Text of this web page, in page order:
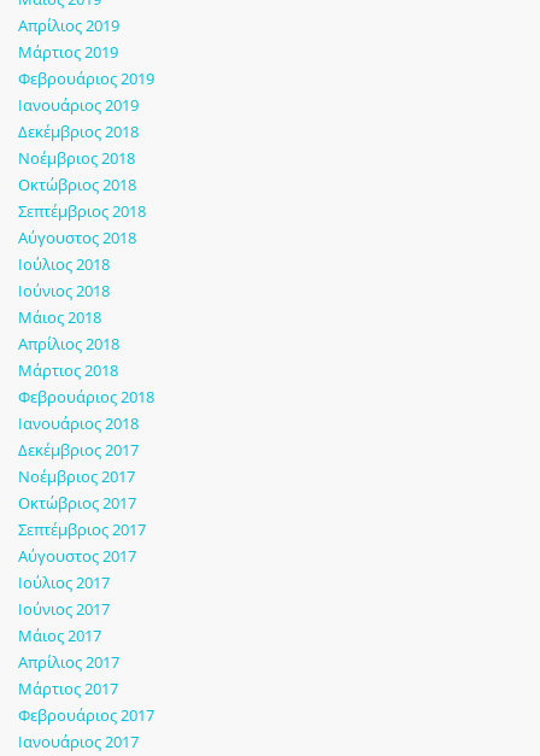
Απρίλιος 2019
Μάρτιος 2019
Φεβρουάριος 2019
Ιανουάριος 2019
Δεκέμβριος 2018
Νοέμβριος 2018
Οκτώβριος 2018
Σεπτέμβριος 2018
Αύγουστος 2018
Ιούλιος 2018
Ιούνιος 2018
Μάιος 2018
Απρίλιος 2018
Μάρτιος 2018
Φεβρουάριος 2018
Ιανουάριος 2018
Δεκέμβριος 2017
Νοέμβριος 2017
Οκτώβριος 2017
Σεπτέμβριος 2017
Αύγουστος 2017
Ιούλιος 2017
Ιούνιος 2017
Μάιος 2017
Απρίλιος 2017
Μάρτιος 2017
Φεβρουάριος 2017
Ιανουάριος 2017